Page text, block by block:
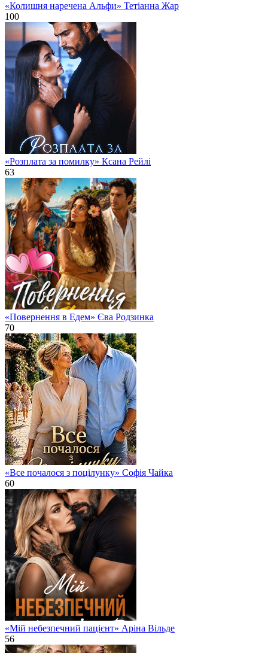
«Колишня наречена Альфи» Тетіанна Жар
100
«Розплата за помилку» Ксана Рейлі
63
«Повернення в Едем» Єва Родзинка
70
«Все почалося з поцілунку» Софія Чайка
60
«Мій небезпечний пацієнт» Аріна Вільде
56